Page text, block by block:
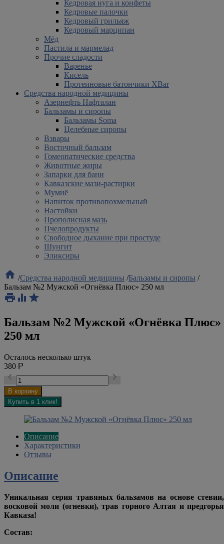
Кедровая нуга и конфеты
Кедровые палочки
Кедровый грильяж
Кедровый марципан
Мёд
Пастила и мармелад
Прочие сладости
Варенье
Кисель
Протеиновые батончики XBar
Средства народной медицины
Азернефть Нафталан
Бальзамы и сиропы
Бальзамы Soma
Целебные сиропы
Взвары
Восточный бальзам
Гомеопатические средства
Животные жиры
Запарки для бани
Кавказские мази-растирки
Мумиё
Напиток противопохмельный
Настойки
Прополисная мазь
Пчелопродукты
Свободное дыхание при простуде
Шунгит
Эликсиры
 /Средства народной медицины /Бальзамы и сиропы /
Бальзам №2 Мужской «Огнёвка Плюс» 250 мл
  
Бальзам №2 Мужской «Огнёвка Плюс»
250 мл
Осталось несколько штук
380 Р
 
Описание
Характеристики
Отзывы
Описание
Уникальная серия травяных бальзамов на основе стевии,
восковой моли (огневки), трав горного Алтая и предгорья
Кавказа!
Состав: